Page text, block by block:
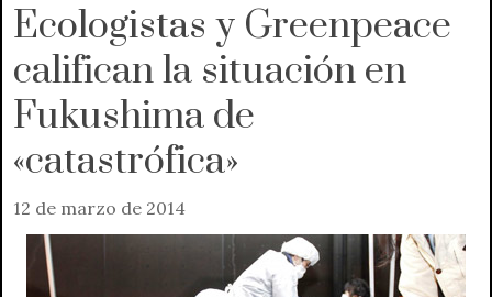
Ecologistas y Greenpeace
califican la situación en
Fukushima de
«catastrófica»
12 de marzo de 2014